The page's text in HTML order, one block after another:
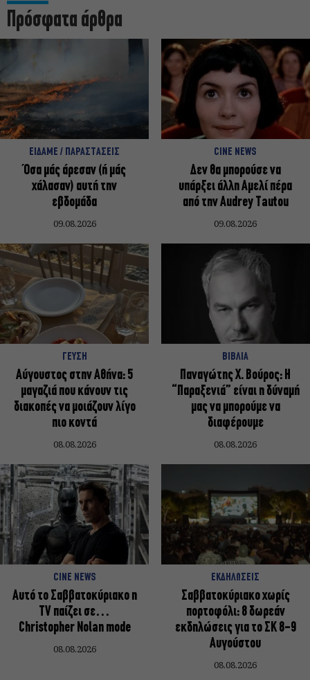
Πρόσφατα άρθρα
ΕΙΔΑΜΕ / ΠΑΡΑΣΤΑΣΕΙΣ
Όσα μάς άρεσαν (ή μάς
χάλασαν) αυτή την
εβδομάδα
09.08.2026
CINE NEWS
Δεν θα μπορούσε να
υπάρξει άλλη Αμελί πέρα
από την Audrey Tautou
09.08.2026
ΓΕΥΣΗ
Αύγουστος στην Αθήνα: 5
μαγαζιά που κάνουν τις
διακοπές να μοιάζουν λίγο
πιο κοντά
08.08.2026
ΒΙΒΛΙΑ
Παναγώτης Χ. Βούρος: Η
“Παραξενιά” είναι η δύναμή
μας να μπορούμε να
διαφέρουμε
08.08.2026
CINE NEWS
Αυτό το Σαββατοκύριακο η
TV παίζει σε…
Christopher Nolan mode
08.08.2026
ΕΚΔΗΛΩΣΕΙΣ
Σαββατοκύριακο χωρίς
πορτοφόλι: 8 δωρεάν
εκδηλώσεις για το ΣΚ 8-9
Αυγούστου
08.08.2026